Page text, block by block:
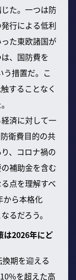
た。一つは防
行による低利
た東欧諸国が
、国防費を
う措置だ。こ
することなく
済に対して一
衛費目的の共
、コロナ禍の
補助金を含む
点を理解すべ
から本格化
るだろう。
は2026年にど
期を迎える
を超えた高